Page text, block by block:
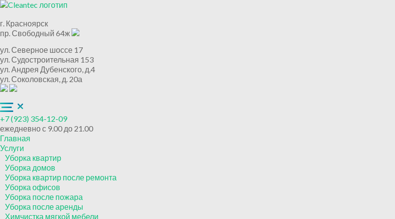
г. Красноярск
пр. Свободный 64ж
ул. Северное шоссе 17
ул. Судостроительная 153
ул. Андрея Дубенского, д.4
ул. Соколовская, д. 20а
+7 (923) 354-12-09
ежедневно с 9.00 до 21.00
Главная
Услуги
Уборка квартир
Уборка домов
Уборка квартир после ремонта
Уборка офисов
Уборка после пожара
Уборка после аренды
Химчистка мягкой мебели